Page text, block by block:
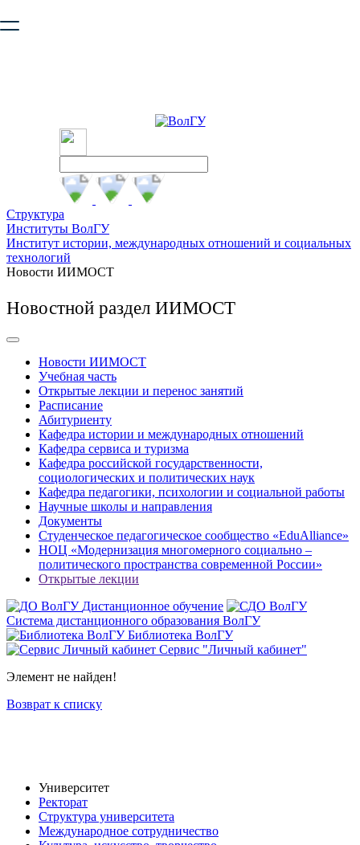
безопасную работу с сайтом. Пожалуйста
Структура
Институты ВолГУ
Институт истории, международных отношений и социальных
технологий
Новости ИИМОСТ
Новостной раздел ИИМОСТ
Новости ИИМОСТ
Учебная часть
Открытые лекции и перенос занятий
Расписание
Абитуриенту
Кафедра истории и международных отношений
Кафедра сервиса и туризма
Кафедра российской государственности,
социологических и политических наук
Кафедра педагогики, психологии и социальной работы
Научные школы и направления
Документы
Студенческое педагогическое сообщество «EduAlliance»
НОЦ «Модернизация многомерного социально –
политического пространства современной России»
Открытые лекции
Дистанционное обучение
Система дистанционного образования ВолГУ
Библиотека ВолГУ
Сервис "Личный кабинет"
Элемент не найден!
Возврат к списку
Университет
Ректорат
Структура университета
Международное сотрудничество